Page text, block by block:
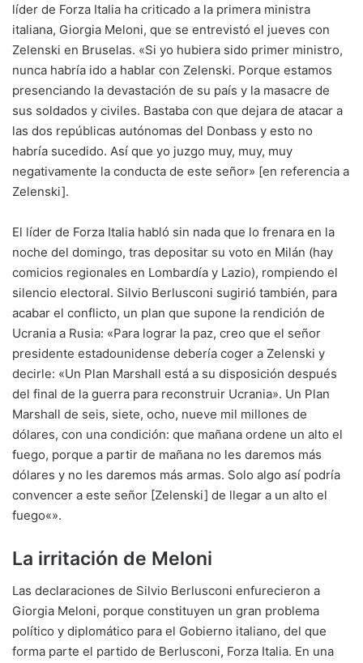
líder de Forza Italia ha criticado a la primera ministra
italiana, Giorgia Meloni, que se entrevistó el jueves con
Zelenski en Bruselas. «Si yo hubiera sido primer ministro,
nunca habría ido a hablar con Zelenski. Porque estamos
presenciando la devastación de su país y la masacre de
sus soldados y civiles. Bastaba con que dejara de atacar a
las dos repúblicas autónomas del Donbass y esto no
habría sucedido. Así que yo juzgo muy, muy, muy
negativamente la conducta de este señor» [en referencia a
Zelenski].
El líder de Forza Italia habló sin nada que lo frenara en la
noche del domingo, tras depositar su voto en Milán (hay
comicios regionales en Lombardía y Lazio), rompiendo el
silencio electoral. Silvio Berlusconi sugirió también, para
acabar el conflicto, un plan que supone la rendición de
Ucrania a Rusia: «Para lograr la paz, creo que el señor
presidente estadounidense debería coger a Zelenski y
decirle: «Un Plan Marshall está a su disposición después
del final de la guerra para reconstruir Ucrania». Un Plan
Marshall de seis, siete, ocho, nueve mil millones de
dólares, con una condición: que mañana ordene un alto el
fuego, porque a partir de mañana no les daremos más
dólares y no les daremos más armas. Solo algo así podría
convencer a este señor [Zelenski] de llegar a un alto el
fuego«».
La irritación de Meloni
Las declaraciones de Silvio Berlusconi enfurecieron a
Giorgia Meloni, porque constituyen un gran problema
político y diplomático para el Gobierno italiano, del que
forma parte el partido de Berlusconi, Forza Italia. En una